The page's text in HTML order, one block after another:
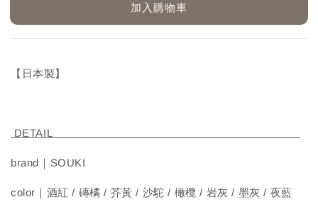
加入購物車
【日本製】
DETAIL
brand｜SOUKI
color｜酒紅 / 磚橘 / 芥黃 / 沙駝 / 橄欖 / 岩灰 / 墨灰 / 夜藍